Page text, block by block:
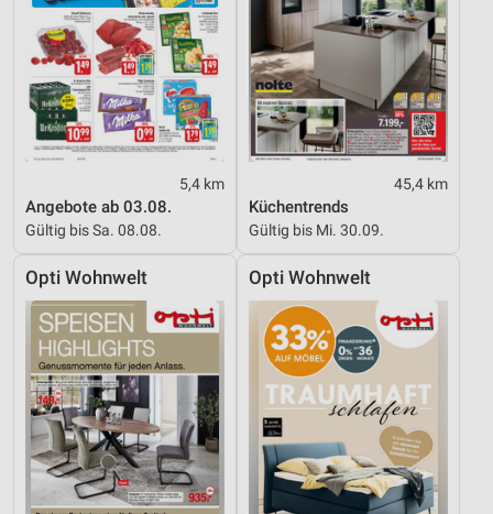
5,4 km
Angebote ab 03.08.
Gültig bis Sa. 08.08.
45,4 km
Küchentrends
Gültig bis Mi. 30.09.
Opti Wohnwelt Opti Wohnwelt